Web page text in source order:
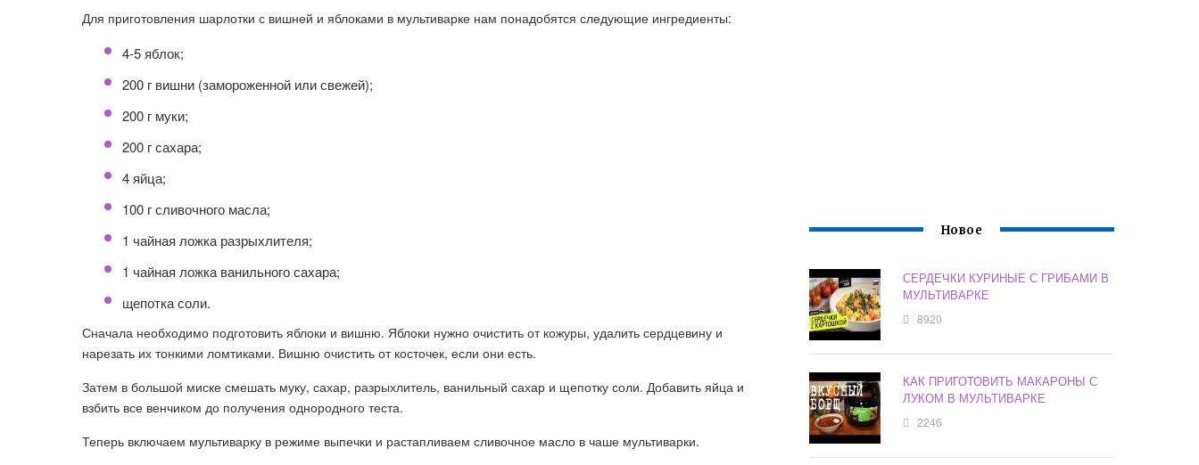
Для приготовления шарлотки с вишней и яблоками в мультиварке нам понадобятся следующие ингредиенты:
4-5 яблок;
200 г вишни (замороженной или свежей);
200 г муки;
200 г сахара;
4 яйца;
100 г сливочного масла;
1 чайная ложка разрыхлителя;
1 чайная ложка ванильного сахара;
щепотка соли.
Сначала необходимо подготовить яблоки и вишню. Яблоки нужно очистить от кожуры, удалить сердцевину и
нарезать их тонкими ломтиками. Вишню очистить от косточек, если они есть.
Затем в большой миске смешать муку, сахар, разрыхлитель, ванильный сахар и щепотку соли. Добавить яйца и
взбить все венчиком до получения однородного теста.
Теперь включаем мультиварку в режиме выпечки и растапливаем сливочное масло в чаше мультиварки.
Новое
СЕРДЕЧКИ КУРИНЫЕ С ГРИБАМИ В
МУЛЬТИВАРКЕ
8920
КАК ПРИГОТОВИТЬ МАКАРОНЫ С
ЛУКОМ В МУЛЬТИВАРКЕ
2246